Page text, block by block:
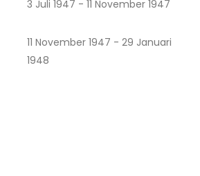
3 Juli 1947 - 11 November 1947
11 November 1947 - 29 Januari
1948